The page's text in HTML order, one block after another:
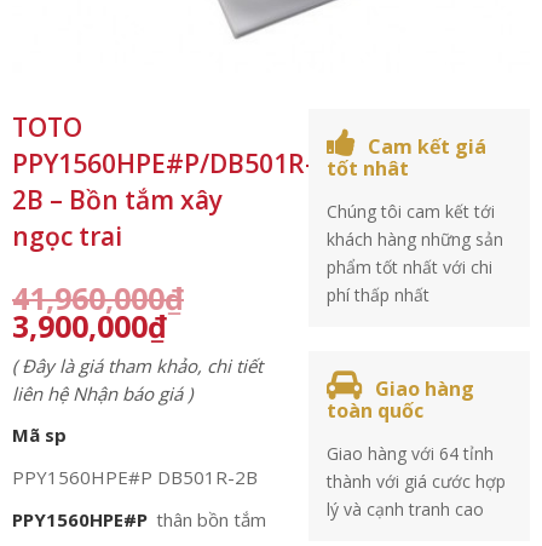
TOTO
PPY1560HPE#P/DB501R-
2B – Bồn tắm xây
ngọc trai
41,960,000₫
3,900,000₫
( Đây là giá tham khảo, chi tiết
liên hệ Nhận báo giá )
Mã sp
PPY1560HPE#P DB501R-2B
PPY1560HPE#P thân bồn tắm
Cam kết giá
tốt nhât
Chúng tôi cam kết tới
khách hàng những sản
phẩm tốt nhất với chi
phí thấp nhất
Giao hàng
toàn quốc
Giao hàng với 64 tỉnh
thành với giá cước hợp
lý và cạnh tranh cao